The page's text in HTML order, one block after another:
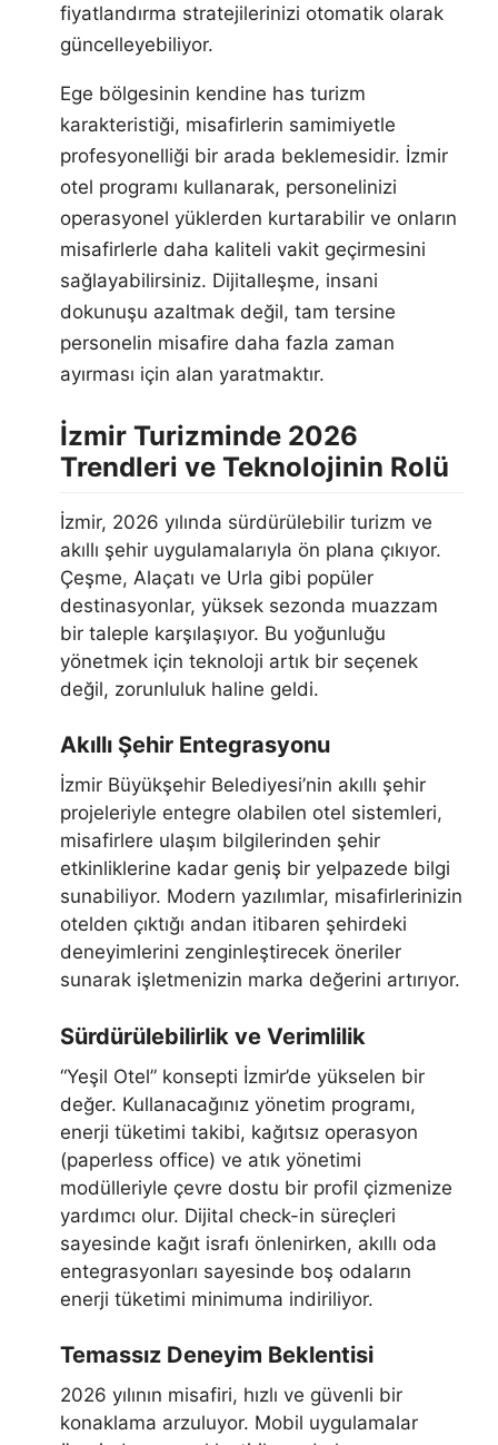
fiyatlandırma stratejilerinizi otomatik olarak
güncelleyebiliyor.
Ege bölgesinin kendine has turizm
karakteristiği, misafirlerin samimiyetle
profesyonelliği bir arada beklemesidir. İzmir
otel programı kullanarak, personelinizi
operasyonel yüklerden kurtarabilir ve onların
misafirlerle daha kaliteli vakit geçirmesini
sağlayabilirsiniz. Dijitalleşme, insani
dokunuşu azaltmak değil, tam tersine
personelin misafire daha fazla zaman
ayırması için alan yaratmaktır.
İzmir Turizminde 2026
Trendleri ve Teknolojinin Rolü
İzmir, 2026 yılında sürdürülebilir turizm ve
akıllı şehir uygulamalarıyla ön plana çıkıyor.
Çeşme, Alaçatı ve Urla gibi popüler
destinasyonlar, yüksek sezonda muazzam
bir taleple karşılaşıyor. Bu yoğunluğu
yönetmek için teknoloji artık bir seçenek
değil, zorunluluk haline geldi.
Akıllı Şehir Entegrasyonu
İzmir Büyükşehir Belediyesi’nin akıllı şehir
projeleriyle entegre olabilen otel sistemleri,
misafirlere ulaşım bilgilerinden şehir
etkinliklerine kadar geniş bir yelpazede bilgi
sunabiliyor. Modern yazılımlar, misafirlerinizin
otelden çıktığı andan itibaren şehirdeki
deneyimlerini zenginleştirecek öneriler
sunarak işletmenizin marka değerini artırıyor.
Sürdürülebilirlik ve Verimlilik
“Yeşil Otel” konsepti İzmir’de yükselen bir
değer. Kullanacağınız yönetim programı,
enerji tüketimi takibi, kağıtsız operasyon
(paperless office) ve atık yönetimi
modülleriyle çevre dostu bir profil çizmenize
yardımcı olur. Dijital check-in süreçleri
sayesinde kağıt israfı önlenirken, akıllı oda
entegrasyonları sayesinde boş odaların
enerji tüketimi minimuma indiriliyor.
Temassız Deneyim Beklentisi
2026 yılının misafiri, hızlı ve güvenli bir
konaklama arzuluyor. Mobil uygulamalar